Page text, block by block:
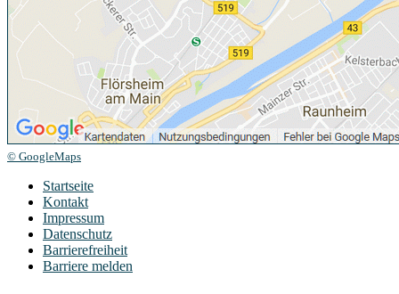
© GoogleMaps
Startseite
Kontakt
Impressum
Datenschutz
Barrierefreiheit
Barriere melden